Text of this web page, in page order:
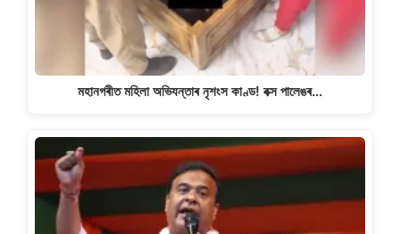
মহানগৰীত মহিলা অভিযন্তাৰ নৃশংস কাণ্ড! বক্স পালেঙৰ…